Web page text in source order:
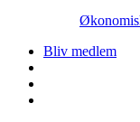
Bliv medlem